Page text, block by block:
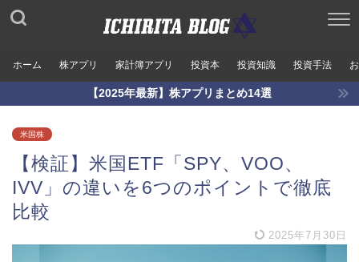
ホーム 株アプリ 家計簿アプリ 投資本 投資知識 投資手法
【2025年最新】株アプリまとめ14選
米国株
【検証】米国ETF「SPY、VOO、
IVV」の違いを6つのポイントで徹底
比較
2025年7月30日